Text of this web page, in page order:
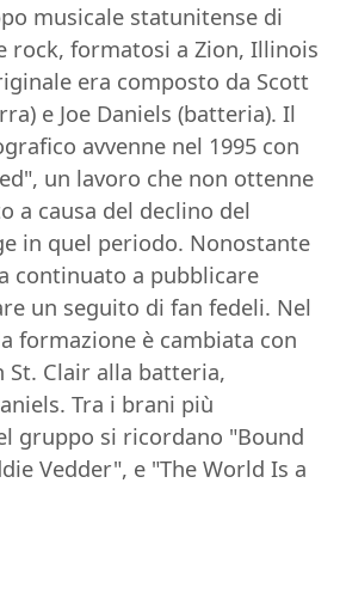
musicale statunitense di
rock, formatosi a Zion, Illinois
era composto da Scott
e Joe Daniels (batteria). Il
avvenne nel 1995 con
un lavoro che non ottenne
a causa del declino del
in quel periodo. Nonostante
continuato a pubblicare
un seguito di fan fedeli. Nel
formazione è cambiata con
St. Clair alla batteria,
Tra i brani più
gruppo si ricordano "Bound
Vedder", e "The World Is a